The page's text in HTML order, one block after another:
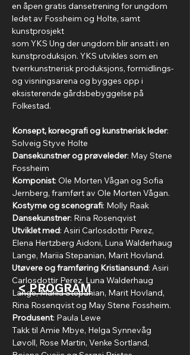
en åpen gratis dansetrening for ungdom
ledet av Fossheim og Holte, samt
kunstprosjekt
som YKS Ung der ungdom blir ansatt i en
kunstproduksjon. YKS utvikles som en
tverrkunstnerisk produksjons, formidlings-
og visningsarena og bygges opp i
eksisterende gårdsbebyggelse på
Folkestad.
Konsept, koreografi og kunstnerisk leder:
Solveig Styve Holte
Dansekunstner og prøveleder: May Stene
Fossheim
Komponist: Ole Morten Vågan og Sofia
Jernberg, framført av Ole Morten Vågan.
Kostyme og scenografi: Molly Raak
Dansekunstner: Rina Rosenqvist
Utviklet med: Asiri Carlosdottir Perez,
Elena Hertzberg Aidoni, Luna Walderhaug
Lange, Mariia Stepanian, Marit Hovland.
Utøvere og framføring Kristiansund: Asiri
Carlosdottir Perez, Luna Walderhaug
Lange, Mariia Stepanian, Marit Hovland,
Rina Rosenqvist og May Stene Fossheim.
Produsent: Paula Lewe
Takk til Amie Mbye, Helga Synnevåg
Løvoll, Rose Martin, Venke Sortland,
< PROGRAM